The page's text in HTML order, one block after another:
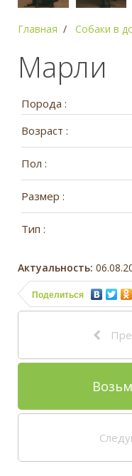
Главная Собаки в
Марли
Порода :
Возраст :
Пол :
Размер :
Тип :
Актуальность:
Поделиться